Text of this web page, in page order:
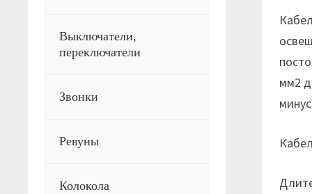
мм2
Выключатели,
переключатели
Звонки
Ревуны
Колокола